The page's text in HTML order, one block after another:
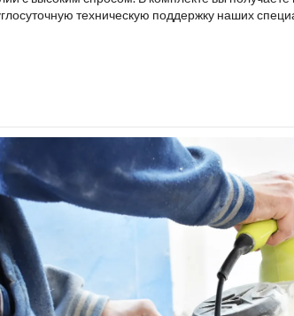
техническую поддержку наших